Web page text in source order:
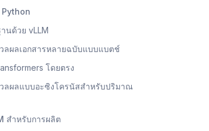
Python
นด้วย vLLM
ลผลเอกสารหลายฉบับแบบแบตช์
โดยตรง
ลผลแบบอะซิงโครนัสสำหรับปริมาณ
สำหรับการผลิต